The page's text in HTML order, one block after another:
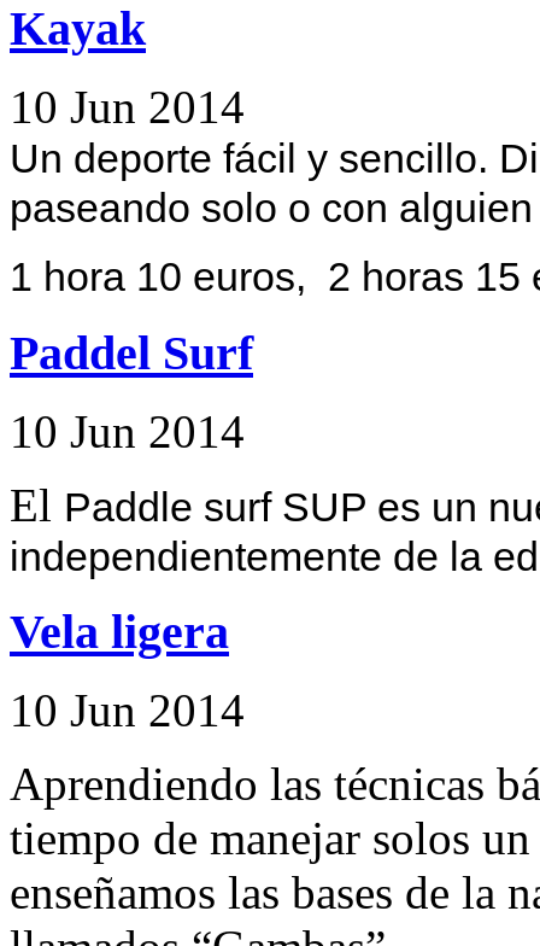
Kayak
10 Jun 2014
Un deporte fácil y sencillo.
paseando solo o con
1 hora 10 euros, 2 horas 15
Paddel Surf
10 Jun 2014
El Paddle surf SUP es un
independientemente de la
Vela ligera
10 Jun 2014
Aprendiendo las técnicas
tiempo de manejar solos
enseñamos las bases de la